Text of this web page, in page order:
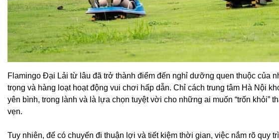
Flamingo Đại Lải từ lâu đã trở thành điểm đến nghỉ dưỡng quen thuộc của
trọng và hàng loạt hoạt động vui chơi hấp dẫn. Chỉ cách trung tâm Hà Nội
yên bình, trong lành và là lựa chọn tuyệt vời cho những ai muốn “trốn khỏi”
vẹn.
Tuy nhiên, để có chuyến đi thuận lợi và tiết kiệm thời gian, việc nắm rõ quy